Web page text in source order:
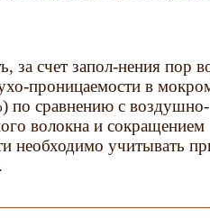
за счет запол-нения пор
проницаемости в
по сравнению с воздушно-
волокна и сокращением
необходимо учитывать